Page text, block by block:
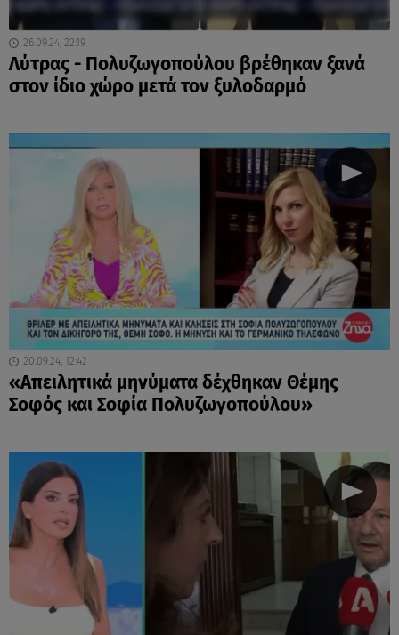
26.09.24, 22:19
Λύτρας - Πολυζωγοπούλου βρέθηκαν ξανά
στον ίδιο χώρο μετά τον ξυλοδαρμό
20.09.24, 12:42
«Απειλητικά μηνύματα δέχθηκαν Θέμης
Σοφός και Σοφία Πολυζωγοπούλου»